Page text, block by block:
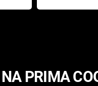
Ameriky
PRIMA